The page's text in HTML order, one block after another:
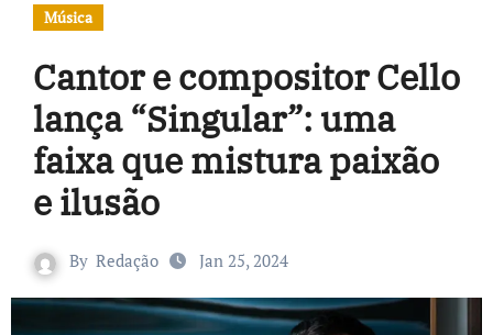
Música
Cantor e compositor Cello
lança “Singular”: uma
faixa que mistura paixão
e ilusão
By Redação Jan 25, 2024